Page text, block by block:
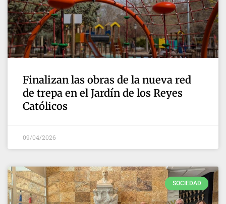
Finalizan las obras de la nueva red
de trepa en el Jardín de los Reyes
Católicos
09/04/2026
SOCIEDAD